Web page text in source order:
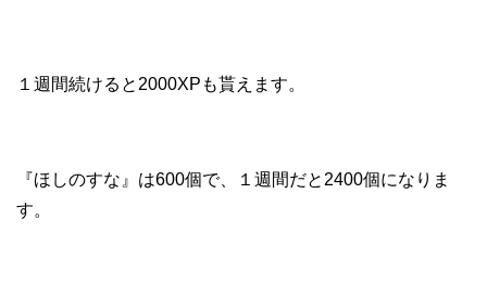
１週間続けると2000XPも貰えます。
『ほしのすな』は600個で、１週間だと2400個になりま
す。